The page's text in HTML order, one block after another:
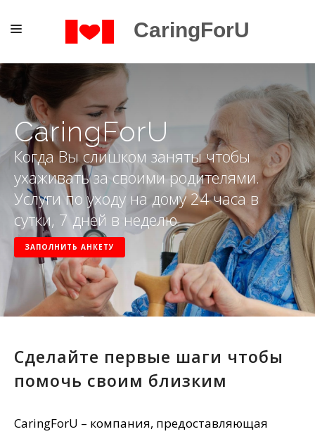
CaringForU
ГЛАВНАЯ
СЕРВИСЫ
РАБОТА
КОНТАКТЫ
ENGLISH
РУССКИЙ
CaringForU
Когда Вы слишком заняты чтобы
ухаживать за своими родителями.
Услуги по уходу на дому 24 часа в
сутки, 7 дней в неделю.
ЗАПОЛНИТЬ АНКЕТУ
Сделайте первые шаги чтобы
помочь своим близким
CaringForU – компания, предоставляющая